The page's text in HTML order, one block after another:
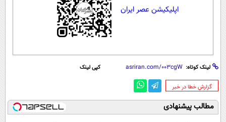
اپلیکیشن عصر ایران
لینک کوتاه: کپی لینک
‌گزارش خطا در خبر
مطالب پیشنهادی